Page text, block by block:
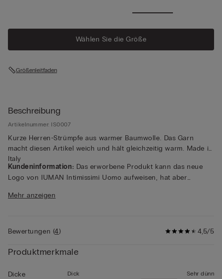
Wählen Sie die Größe
Größenleitfaden
Beschreibung
Artikelnummer: IS0007
Kurze Herren-Strümpfe aus warmer Baumwolle. Das Garn
macht diesen Artikel weich und hält gleichzeitig warm. Made in
Italy
Kundeninformation: Das erworbene Produkt kann das neue
Logo von IUMAN Intimissimi Uomo aufweisen, hat aber
wie das auf dieser Seite vorgestellte Produkt.
Mehr anzeigen
4,5/5
Bewertungen (4)
Produktmerkmale
Dicke Dick Sehr dünn